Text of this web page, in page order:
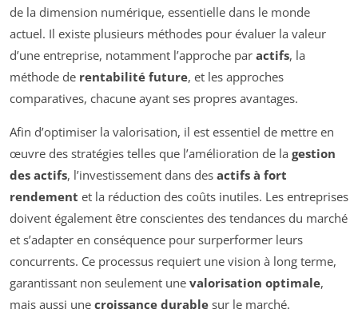
de la dimension numérique, essentielle dans le monde
actuel. Il existe plusieurs méthodes pour évaluer la valeur
d’une entreprise, notamment l’approche par actifs, la
méthode de rentabilité future, et les approches
comparatives, chacune ayant ses propres avantages.
Afin d’optimiser la valorisation, il est essentiel de mettre en
œuvre des stratégies telles que l’amélioration de la gestion
des actifs, l’investissement dans des actifs à fort
rendement et la réduction des coûts inutiles. Les entreprises
doivent également être conscientes des tendances du marché
et s’adapter en conséquence pour surperformer leurs
concurrents. Ce processus requiert une vision à long terme,
garantissant non seulement une valorisation optimale,
mais aussi une croissance durable sur le marché.